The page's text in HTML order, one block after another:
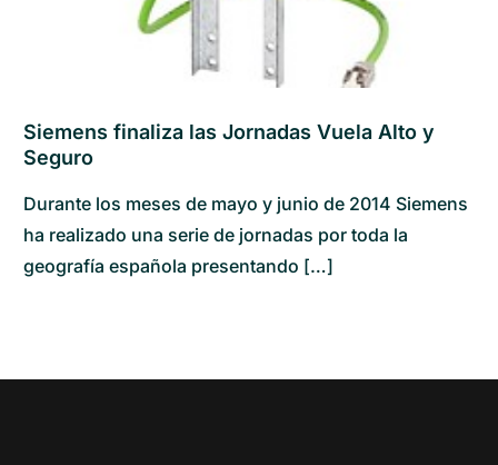
Siemens finaliza las Jornadas Vuela Alto y
Seguro
Durante los meses de mayo y junio de 2014 Siemens
ha realizado una serie de jornadas por toda la
geografía española presentando […]